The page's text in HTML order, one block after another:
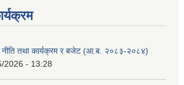
नीति तथा कार्यक्रम र बजेट (आ.ब. २०८३-२०८४)
2026 - 13:28